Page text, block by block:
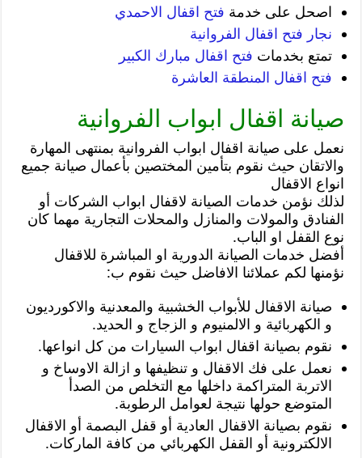
اصحل على خدمة فتح اقفال الاحمدي
نجار فتح اقفال الفروانية
تمتع بخدمات فتح اقفال مبارك الكبير
فتح اقفال المنطقة العاشرة
صيانة اقفال ابواب الفروانية
نعمل على صيانة اقفال ابواب الفروانية بمنتهى المهارة
والاتقان حيث نقوم بتأمين المختصين بأعمال صيانة جميع
انواع الاقفال
لذلك نؤمن خدمات الصيانة لاقفال ابواب الشركات أو
الفنادق والمولات والمنازل والمحلات التجارية مهما كان
نوع القفل او الباب.
أفضل خدمات الصيانة الدورية او المباشرة للاقفال
نؤمنها لكم عملائنا الافاضل حيث نقوم ب:
صيانة الاقفال للأبواب الخشبية والمعدنية والاكورديون
و الكهربائية و الالمنيوم و الزجاج و الحديد.
نقوم بصيانة اقفال ابواب السيارات من كل انواعها.
نعمل على فك الاقفال و تنظيفها و ازالة الاوساخ و
الاتربة المتراكمة داخلها مع التخلص من الصدأ
المتوضع حولها نتيجة لعوامل الرطوبة.
نقوم بصيانة الاقفال العادية أو قفل البصمة أو الاقفال
الالكترونية أو القفل الكهربائي من كافة الماركات.